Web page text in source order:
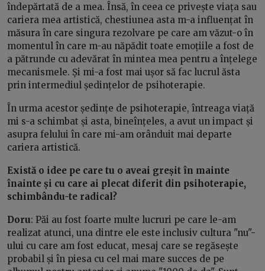
îndepărtată de a mea. Însă, în ceea ce privește viața sau
cariera mea artistică, chestiunea asta m-a influențat în
măsura în care singura rezolvare pe care am văzut-o în
momentul în care m-au năpădit toate emoțiile a fost de
a pătrunde cu adevărat în mintea mea pentru a înțelege
mecanismele. Și mi-a fost mai ușor să fac lucrul ăsta
prin intermediul ședințelor de psihoterapie.
În urma acestor ședințe de psihoterapie, întreaga viață
mi s-a schimbat și asta, bineînțeles, a avut un impact și
asupra felului în care mi-am orânduit mai departe
cariera artistică.
Există o idee pe care tu o aveai greșit în mainte
înainte și cu care ai plecat diferit din psihoterapie,
schimbându-te radical?
Doru: Păi au fost foarte multe lucruri pe care le-am
realizat atunci, una dintre ele este inclusiv cultura "nu"-
ului cu care am fost educat, mesaj care se regăsește
probabil și în piesa cu cel mai mare succes de pe